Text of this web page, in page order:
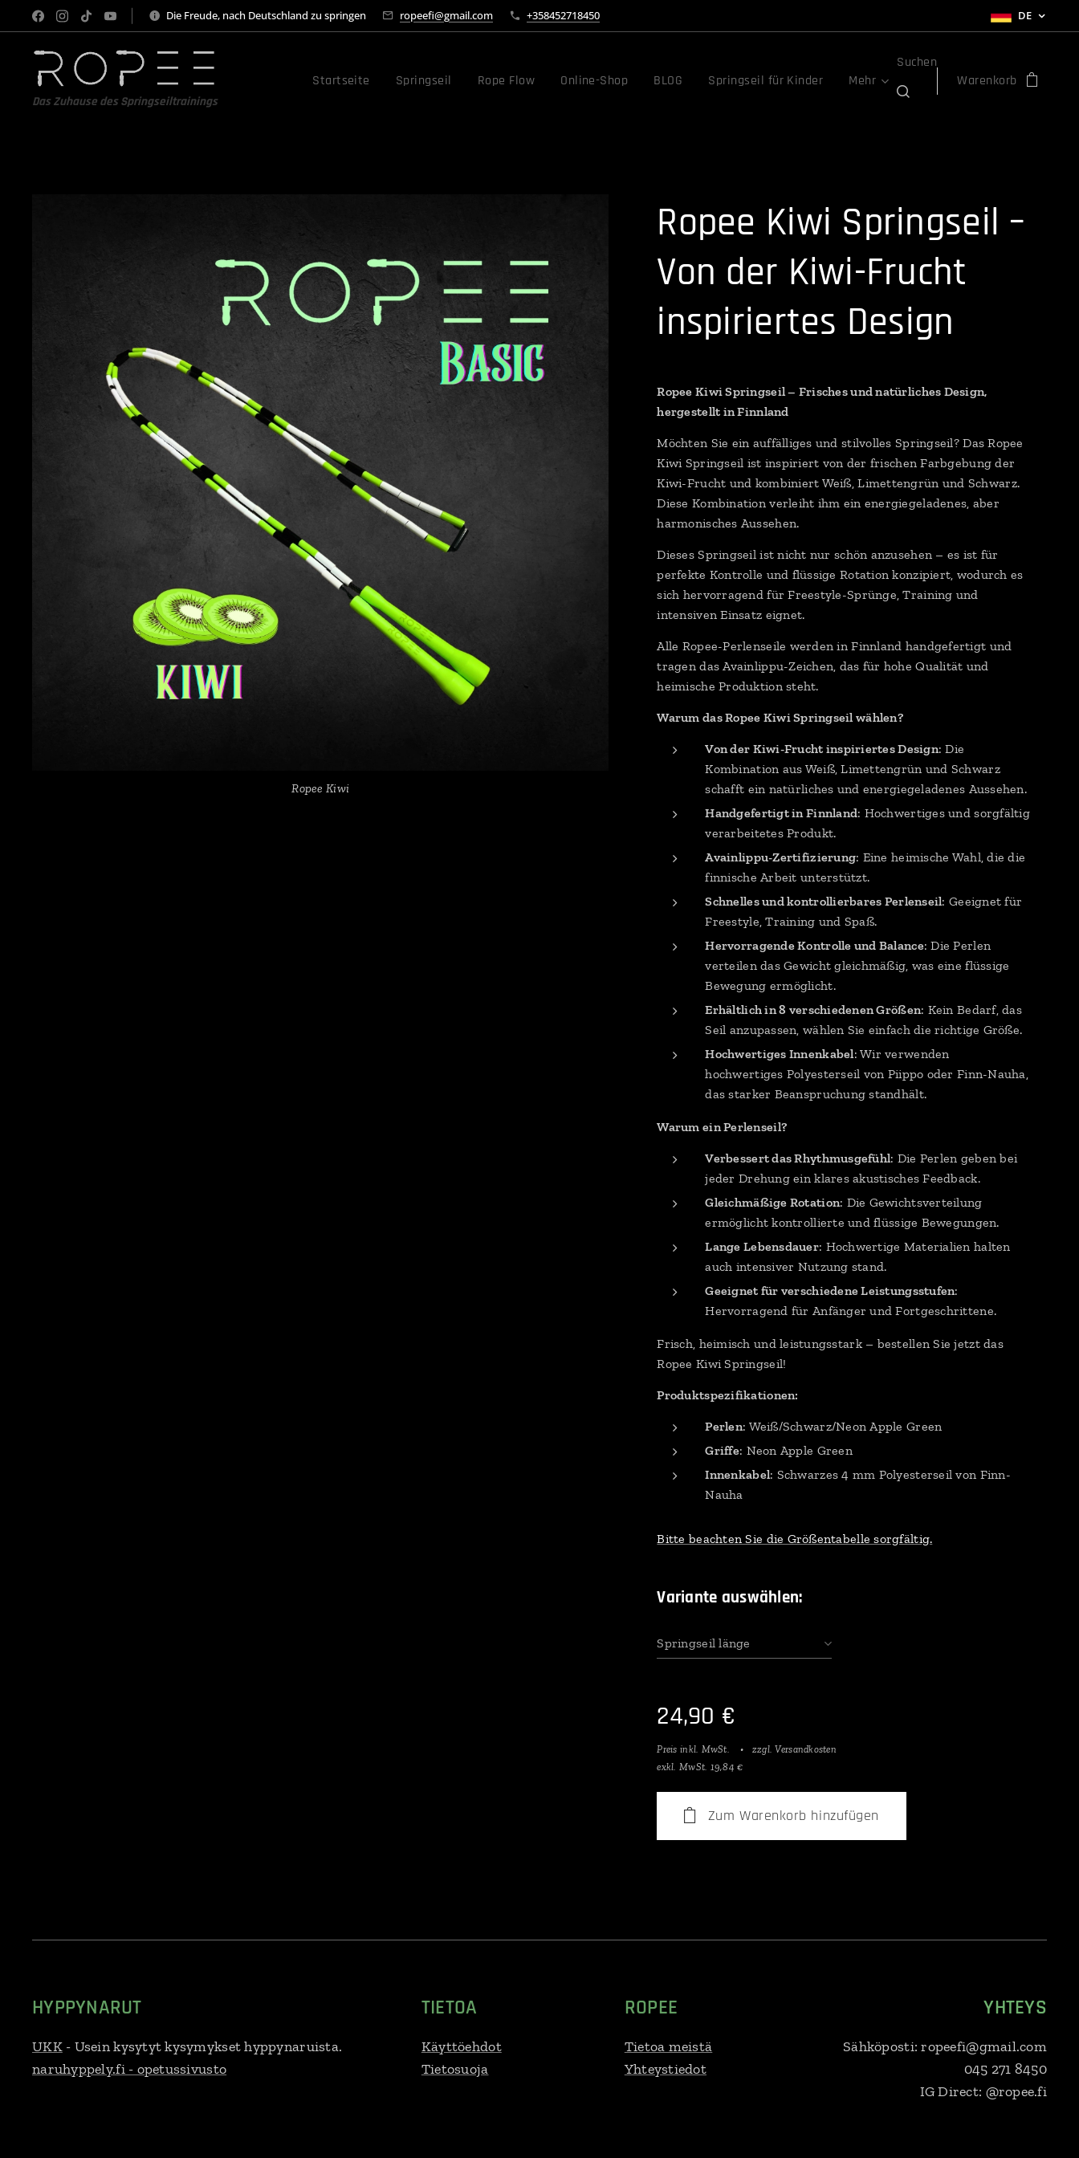
Die Freude, nach Deutschland zu springen ropeefi@gmail.com +358452718450 DE
Das Zuhause des Springseiltrainings
Startseite Springseil Rope Flow Online-Shop BLOG Springseil für Kinder Mehr
Suchen
Warenkorb
Ropee Kiwi Springseil –
Von der Kiwi-Frucht
inspiriertes Design
Ropee Kiwi
Ropee Kiwi Springseil – Frisches und natürliches Design,
hergestellt in Finnland
Möchten Sie ein auffälliges und stilvolles Springseil? Das Ropee
Kiwi Springseil ist inspiriert von der frischen Farbgebung der
Kiwi-Frucht und kombiniert Weiß, Limettengrün und Schwarz.
Diese Kombination verleiht ihm ein energiegeladenes, aber
harmonisches Aussehen.
Dieses Springseil ist nicht nur schön anzusehen – es ist für
perfekte Kontrolle und flüssige Rotation konzipiert, wodurch es
sich hervorragend für Freestyle-Sprünge, Training und
intensiven Einsatz eignet.
Alle Ropee-Perlenseile werden in Finnland handgefertigt und
tragen das Avainlippu-Zeichen, das für hohe Qualität und
heimische Produktion steht.
Warum das Ropee Kiwi Springseil wählen?
Von der Kiwi-Frucht inspiriertes Design: Die
Kombination aus Weiß, Limettengrün und Schwarz
schafft ein natürliches und energiegeladenes Aussehen.
Handgefertigt in Finnland: Hochwertiges und sorgfältig
verarbeitetes Produkt.
Avainlippu-Zertifizierung: Eine heimische Wahl, die die
finnische Arbeit unterstützt.
Schnelles und kontrollierbares Perlenseil: Geeignet für
Freestyle, Training und Spaß.
Hervorragende Kontrolle und Balance: Die Perlen
verteilen das Gewicht gleichmäßig, was eine flüssige
Bewegung ermöglicht.
Erhältlich in 8 verschiedenen Größen: Kein Bedarf, das
Seil anzupassen, wählen Sie einfach die richtige Größe.
Hochwertiges Innenkabel: Wir verwenden
hochwertiges Polyesterseil von Piippo oder Finn-Nauha,
das starker Beanspruchung standhält.
Warum ein Perlenseil?
Verbessert das Rhythmusgefühl: Die Perlen geben bei
jeder Drehung ein klares akustisches Feedback.
Gleichmäßige Rotation: Die Gewichtsverteilung
ermöglicht kontrollierte und flüssige Bewegungen.
Lange Lebensdauer: Hochwertige Materialien halten
auch intensiver Nutzung stand.
Geeignet für verschiedene Leistungsstufen:
Hervorragend für Anfänger und Fortgeschrittene.
Frisch, heimisch und leistungsstark – bestellen Sie jetzt das
Ropee Kiwi Springseil!
Produktspezifikationen:
Perlen: Weiß/Schwarz/Neon Apple Green
Griffe: Neon Apple Green
Innenkabel: Schwarzes 4 mm Polyesterseil von Finn-
Nauha
Bitte beachten Sie die Größentabelle sorgfältig.
Variante auswählen:
Springseil länge
24,90 €
Preis inkl. MwSt.
zzgl. Versandkosten
exkl. MwSt. 19,84 €
Zum Warenkorb hinzufügen
HYPPYNARUT
UKK- Usein kysytyt kysymykset hyppynaruista.
naruhyppely.fi - opetussivusto
TIETOA
Käyttöehdot
Tietosuoja
ROPEE
Tietoa meistä
Yhteystiedot
YHTEYS
Sähköposti: ropeefi@gmail.com
045 271 8450
IG Direct: @ropee.fi